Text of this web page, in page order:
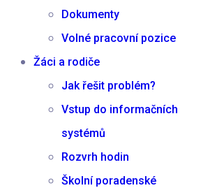
Dokumenty
Volné pracovní pozice
Žáci a rodiče
Jak řešit problém?
Vstup do informačních
systémů
Rozvrh hodin
Školní poradenské